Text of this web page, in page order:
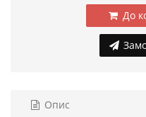
До
Опис